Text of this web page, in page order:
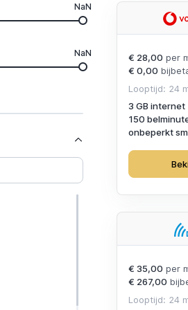
NaN
NaN € 28,00 per
€ 0,00
Looptijd: 24
3 GB internet
150
onbeperkt
€ 35,00 per
€ 267,00
Looptijd: 24